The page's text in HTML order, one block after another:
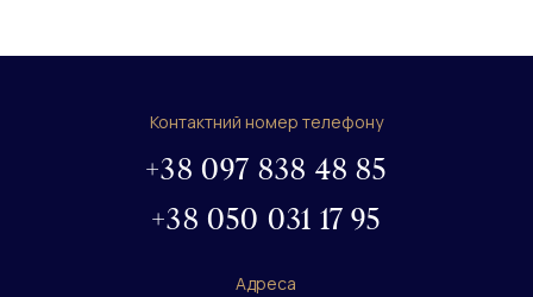
Контактний номер телефону
+38 097 838 48 85
+38 050 031 17 95
Адреса